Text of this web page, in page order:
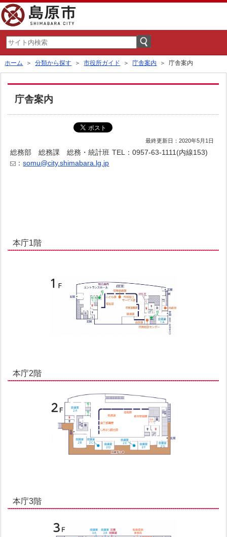
ホーム ＞分類から探す ＞市役所ガイド ＞庁舎案内 ＞ 庁舎案内
庁舎案内
最終更新日：2020年5月1日
総務部 総務課 総務・統計班 TEL：0957-63-1111(内線153)
：somu@city.shimabara.lg.jp
本庁1階
本庁2階
本庁3階